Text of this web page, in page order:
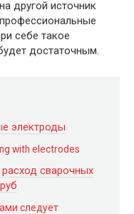
другой источник
себе такое
достаточным.
электроды
with electrodes
сварочных
следует